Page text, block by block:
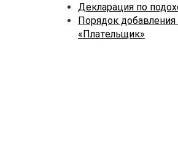
Декларация по
Порядок
«Плательщик»